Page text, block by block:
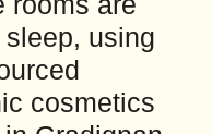
using
cosmetics